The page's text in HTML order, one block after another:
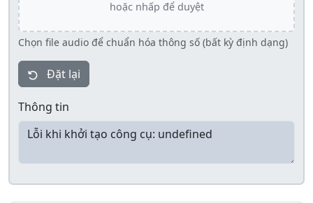
hoặc nhấp để duyệt
Chọn file audio để chuẩn hóa thông số (bất kỳ định dạng)
Đặt lại
Thông tin